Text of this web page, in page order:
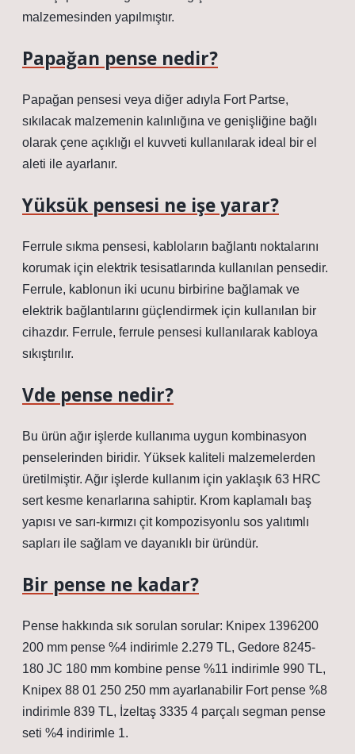
malzemesinden yapılmıştır.
Papağan pense nedir?
Papağan pensesi veya diğer adıyla Fort Partse,
sıkılacak malzemenin kalınlığına ve genişliğine bağlı
olarak çene açıklığı el kuvveti kullanılarak ideal bir el
aleti ile ayarlanır.
Yüksük pensesi ne işe yarar?
Ferrule sıkma pensesi, kabloların bağlantı noktalarını
korumak için elektrik tesisatlarında kullanılan pensedir.
Ferrule, kablonun iki ucunu birbirine bağlamak ve
elektrik bağlantılarını güçlendirmek için kullanılan bir
cihazdır. Ferrule, ferrule pensesi kullanılarak kabloya
sıkıştırılır.
Vde pense nedir?
Bu ürün ağır işlerde kullanıma uygun kombinasyon
penselerinden biridir. Yüksek kaliteli malzemelerden
üretilmiştir. Ağır işlerde kullanım için yaklaşık 63 HRC
sert kesme kenarlarına sahiptir. Krom kaplamalı baş
yapısı ve sarı-kırmızı çit kompozisyonlu sos yalıtımlı
sapları ile sağlam ve dayanıklı bir üründür.
Bir pense ne kadar?
Pense hakkında sık sorulan sorular: Knipex 1396200
200 mm pense %4 indirimle 2.279 TL, Gedore 8245-
180 JC 180 mm kombine pense %11 indirimle 990 TL,
Knipex 88 01 250 250 mm ayarlanabilir Fort pense %8
indirimle 839 TL, İzeltaş 3335 4 parçalı segman pense
seti %4 indirimle 1.